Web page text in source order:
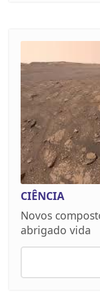
CIÊNCIA
Novos
abrigado vida